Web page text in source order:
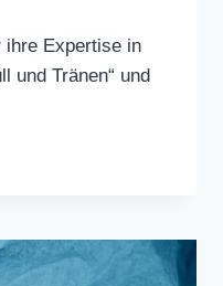
Tüll und